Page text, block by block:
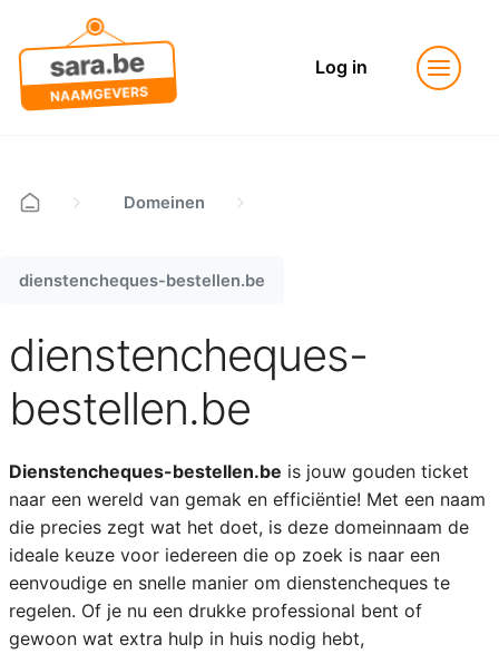
Log in
Domeinen
dienstencheques-bestellen.be
dienstencheques-
bestellen.be
Dienstencheques-bestellen.be is jouw gouden ticket
naar een wereld van gemak en efficiëntie! Met een naam
die precies zegt wat het doet, is deze domeinnaam de
ideale keuze voor iedereen die op zoek is naar een
eenvoudige en snelle manier om dienstencheques te
regelen. Of je nu een drukke professional bent of
gewoon wat extra hulp in huis nodig hebt,